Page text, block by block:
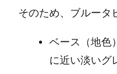
そのため、ブルータ
ベース（地色
に近い淡いグ